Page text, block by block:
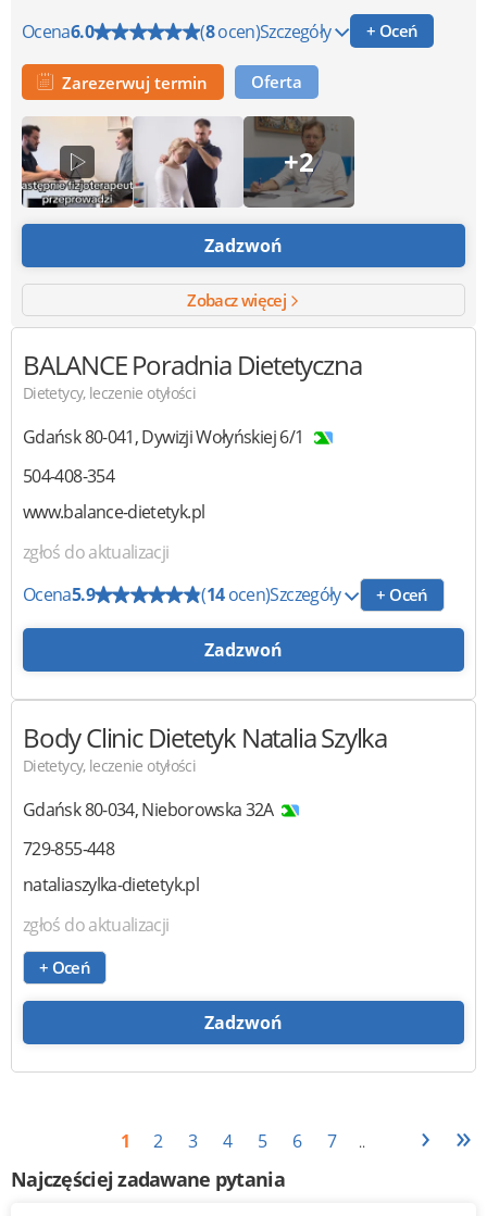
Ocena6.0 (8ocen)Szczegóły + Oceń
Zarezerwuj termin Oferta
+2
Zadzwoń
Zobacz więcej
BALANCE Poradnia Dietetyczna
Dietetycy, leczenie otyłości
Gdańsk80-041,Dywizji Wołyńskiej 6/1
504-408-354
www.balance-dietetyk.pl
zgłoś do aktualizacji
Ocena5.9 (14ocen)Szczegóły + Oceń
Zadzwoń
Body Clinic Dietetyk Natalia Szylka
Dietetycy, leczenie otyłości
Gdańsk80-034,Nieborowska 32A
729-855-448
nataliaszylka-dietetyk.pl
zgłoś do aktualizacji
+ Oceń
Zadzwoń
1 2 3 4 5 6 7 .. › »
Najczęściej zadawane pytania